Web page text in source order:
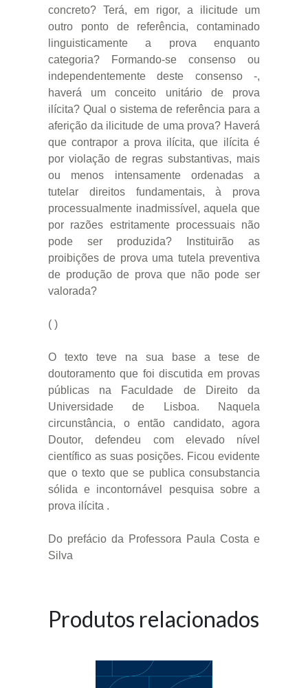
concreto? Terá, em rigor, a ilicitude um
outro ponto de referência, contaminado
linguisticamente a prova enquanto
categoria? Formando-se consenso ou
independentemente deste consenso -,
haverá um conceito unitário de prova
ilícita? Qual o sistema de referência para a
aferição da ilicitude de uma prova? Haverá
que contrapor a prova ilícita, que ilícita é
por violação de regras substantivas, mais
ou menos intensamente ordenadas a
tutelar direitos fundamentais, à prova
processualmente inadmissível, aquela que
por razões estritamente processuais não
pode ser produzida? Instituirão as
proibições de prova uma tutela preventiva
de produção de prova que não pode ser
valorada?
( )
O texto teve na sua base a tese de
doutoramento que foi discutida em provas
públicas na Faculdade de Direito da
Universidade de Lisboa. Naquela
circunstância, o então candidato, agora
Doutor, defendeu com elevado nível
científico as suas posições. Ficou evidente
que o texto que se publica consubstancia
sólida e incontornável pesquisa sobre a
prova ilícita .
Do prefácio da Professora Paula Costa e
Silva
Produtos relacionados